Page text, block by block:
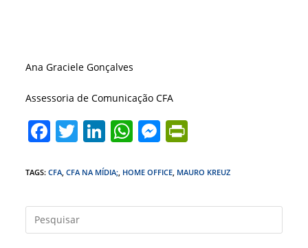
Ana Graciele Gonçalves
Assessoria de Comunicação CFA
F
c
b
o
T
itt
Li
k
n
W
at
p
M
ss
g
tF
n
TAGS:CFA CFA NA MÍDIA; HOME OFFICE MAURO KREUZ
a